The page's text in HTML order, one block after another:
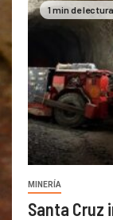
1 min de lectura
MINERÍA
Santa Cruz